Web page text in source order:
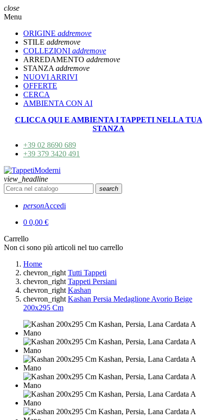
close
Menu
ORIGINE addremove
STILE addremove
COLLEZIONI addremove
ARREDAMENTO addremove
STANZA addremove
NUOVI ARRIVI
OFFERTE
CERCA
AMBIENTA CON AI
CLICCA QUI E AMBIENTA I TAPPETI NELLA TUA
STANZA
+39 02 8690 689
+39 379 3420 491
view_headline
search
personAccedi
0 0,00 €
Carrello
Non ci sono più articoli nel tuo carrello
Home
chevron_right Tutti Tappeti
chevron_right Tappeti Persiani
chevron_right Kashan
chevron_right Kashan Persia Medaglione Avorio Beige
200x295 Cm